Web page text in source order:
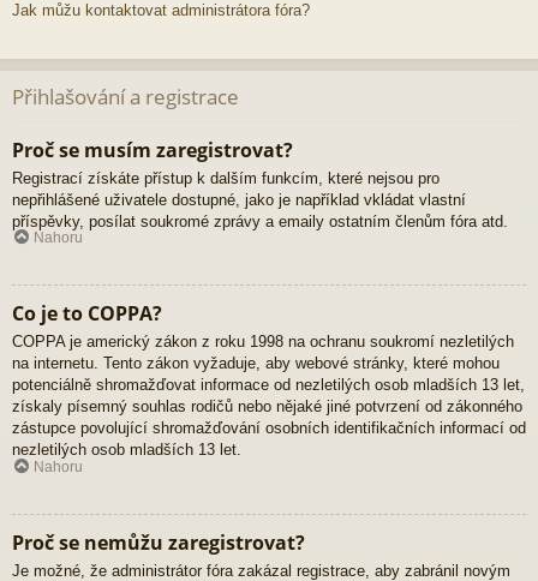
Jak můžu kontaktovat administrátora fóra?
Přihlašování a registrace
Proč se musím zaregistrovat?
Registrací získáte přístup k dalším funkcím, které nejsou pro
nepřihlášené uživatele dostupné, jako je například vkládat vlastní
příspěvky, posílat soukromé zprávy a emaily ostatním členům fóra atd.
Nahoru
Co je to COPPA?
COPPA je americký zákon z roku 1998 na ochranu soukromí nezletilých
na internetu. Tento zákon vyžaduje, aby webové stránky, které mohou
potenciálně shromažďovat informace od nezletilých osob mladších 13 let,
získaly písemný souhlas rodičů nebo nějaké jiné potvrzení od zákonného
zástupce povolující shromažďování osobních identifikačních informací od
nezletilých osob mladších 13 let.
Nahoru
Proč se nemůžu zaregistrovat?
Je možné, že administrátor fóra zakázal registrace, aby zabránil novým